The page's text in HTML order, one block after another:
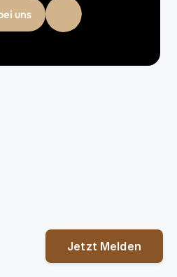
uns
Jetzt Melden